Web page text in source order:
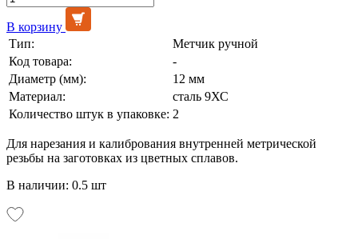
В корзину
Тип:
Метчик ручной
Код товара:
-
Диаметр (мм):
12 мм
Материал:
сталь 9ХС
Количество штук в упаковке: 2
Для нарезания и калибрования внутренней метрической
резьбы на заготовках из цветных сплавов.
В наличии: 0.5 шт